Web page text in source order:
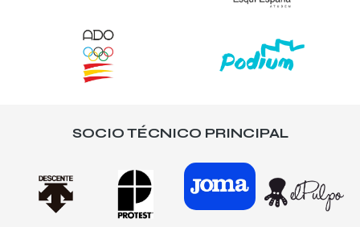
SOCIO TÉCNICO PRINCIPAL